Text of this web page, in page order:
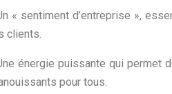
« sentiment d’entreprise »,
clients.
énergie puissante qui permet
pour tous.